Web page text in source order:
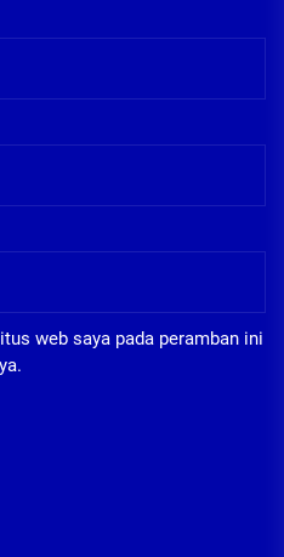
web saya pada peramban ini